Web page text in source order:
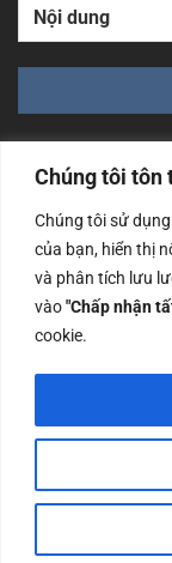
Chúng tôi tôn
Chúng tôi sử
của bạn, hiển thị
và phân tích lưu
vào"Chấp nhận
cookie.
Công ty TNHH
cấp ngày 14/06/
Nội
Copyrights